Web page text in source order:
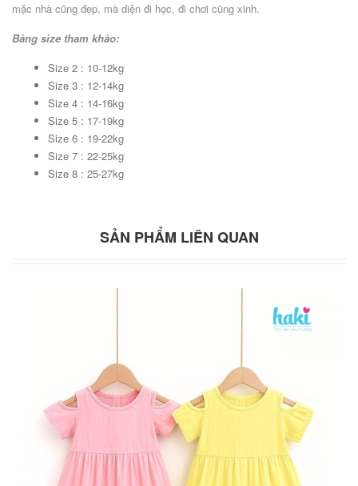
mặc nhà cũng đẹp, mà diện đi học, đi chơi cũng xinh.
Bảng size tham khảo:
Size 2 : 10-12kg
Size 3 : 12-14kg
Size 4 : 14-16kg
Size 5 : 17-19kg
Size 6 : 19-22kg
Size 7 : 22-25kg
Size 8 : 25-27kg
SẢN PHẨM LIÊN QUAN